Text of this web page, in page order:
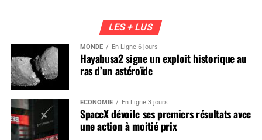
LES + LUS
MONDE En Ligne 6 jours
Hayabusa2 signe un exploit historique au
ras d’un astéroïde
ÉCONOMIE En Ligne 3 jours
SpaceX dévoile ses premiers résultats avec
une action à moitié prix